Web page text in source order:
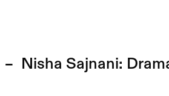
Nisha Sajnani: